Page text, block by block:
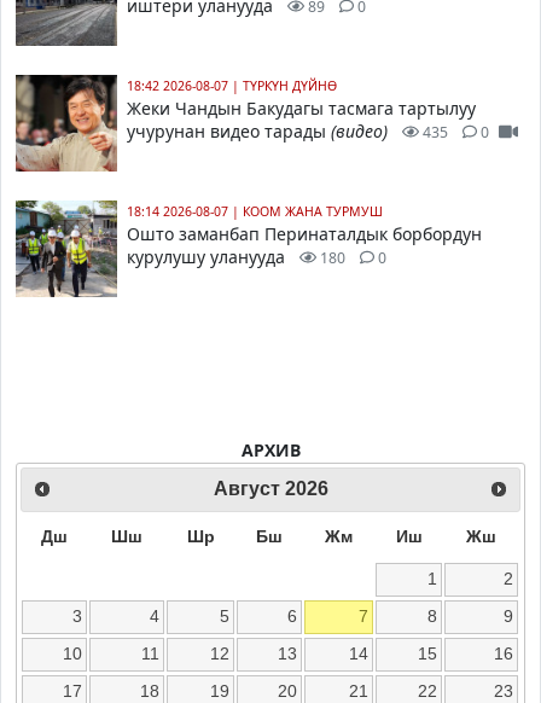
иштери уланууда 89 0
18:42 2026-08-07 | ТҮРКҮН ДҮЙНӨ
Жеки Чандын Бакудагы тасмага тартылуу
учурунан видео тарады(видео) 435 0
18:14 2026-08-07 | КООМ ЖАНА ТУРМУШ
Ошто заманбап Перинаталдык борбордун
курулушу уланууда
180 0
АРХИВ
Август 2026
Дш Шш Шр Бш Жм Иш Жш
1
2
3
4 5 6 7 8
9
10
11 12 13 14 15
16
17
18 19 20 21 22
23